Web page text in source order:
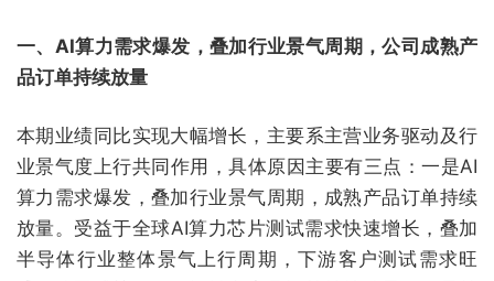
一、AI算力需求爆发，叠加行业景气周期，公司成熟产
品订单持续放量
本期业绩同比实现大幅增长，主要系主营业务驱动及行
业景气度上行共同作用，具体原因主要有三点：一是AI
算力需求爆发，叠加行业景气周期，成熟产品订单持续
放量。受益于全球AI算力芯片测试需求快速增长，叠加
半导体行业整体景气上行周期，下游客户测试需求旺